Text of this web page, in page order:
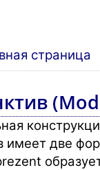
страница
имеет две